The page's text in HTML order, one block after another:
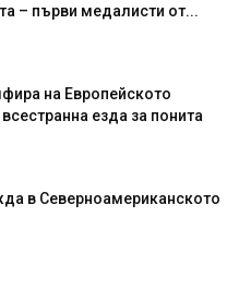
– първи медалисти от...
на Европейското
езда за понита
в Северноамериканското